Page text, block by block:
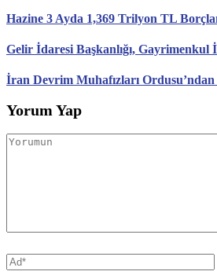
Hazine 3 Ayda 1,369 Trilyon TL
Gelir İdaresi Başkanlığı, Gayrimenkul
İran Devrim Muhafızları
Yorum Yap